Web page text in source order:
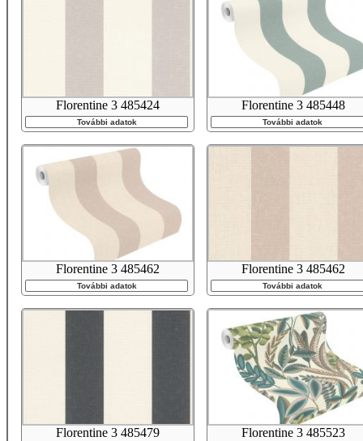
Florentine 3 485424
További adatok
Florentine 3 485448
További adatok
Florentine 3 485462
További adatok
Florentine 3 485462
További adatok
Florentine 3 485479 Florentine 3 485523